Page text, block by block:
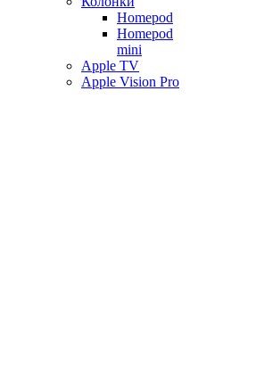
Homepod
Homepod
mini
Apple TV
Apple Vision Pro